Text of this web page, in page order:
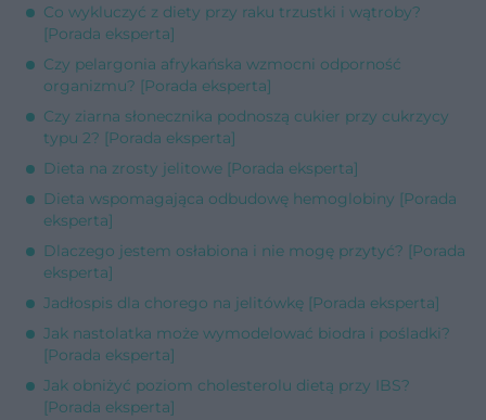
Co wykluczyć z diety przy raku trzustki i wątroby?
[Porada eksperta]
Czy pelargonia afrykańska wzmocni odporność
organizmu? [Porada eksperta]
Czy ziarna słonecznika podnoszą cukier przy cukrzycy
typu 2? [Porada eksperta]
Dieta na zrosty jelitowe [Porada eksperta]
Dieta wspomagająca odbudowę hemoglobiny [Porada
eksperta]
Dlaczego jestem osłabiona i nie mogę przytyć? [Porada
eksperta]
Jadłospis dla chorego na jelitówkę [Porada eksperta]
Jak nastolatka może wymodelować biodra i pośladki?
[Porada eksperta]
Jak obniżyć poziom cholesterolu dietą przy IBS?
[Porada eksperta]